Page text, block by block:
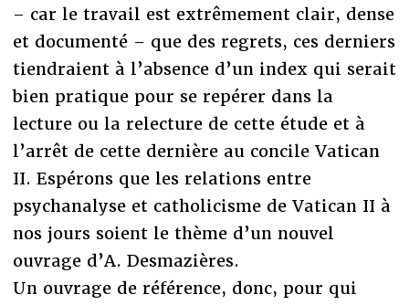
– car le travail est extrêmement clair, dense
et documenté – que des regrets, ces derniers
tiendraient à l’absence d’un index qui serait
bien pratique pour se repérer dans la
lecture ou la relecture de cette étude et à
l’arrêt de cette dernière au concile Vatican
II. Espérons que les relations entre
psychanalyse et catholicisme de Vatican II à
nos jours soient le thème d’un nouvel
ouvrage d’A. Desmazières.
Un ouvrage de référence, donc, pour qui